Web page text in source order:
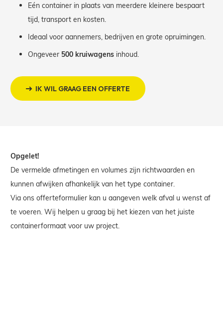
Eén container in plaats van meerdere kleinere bespaart
tijd, transport en kosten.
Ideaal voor aannemers, bedrijven en grote opruimingen.
Ongeveer 500 kruiwagens inhoud.
IK WIL GRAAG EEN OFFERTE
Opgelet!
De vermelde afmetingen en volumes zijn richtwaarden en
kunnen afwijken afhankelijk van het type container.
Via ons offerteformulier kan u aangeven welk afval u wenst af
te voeren. Wij helpen u graag bij het kiezen van het juiste
containerformaat voor uw project.